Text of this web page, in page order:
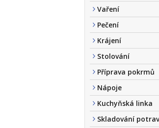
Vaření
Pečení
Krájení
Stolování
Příprava pokrmů
Nápoje
Kuchyňská linka
Skladování